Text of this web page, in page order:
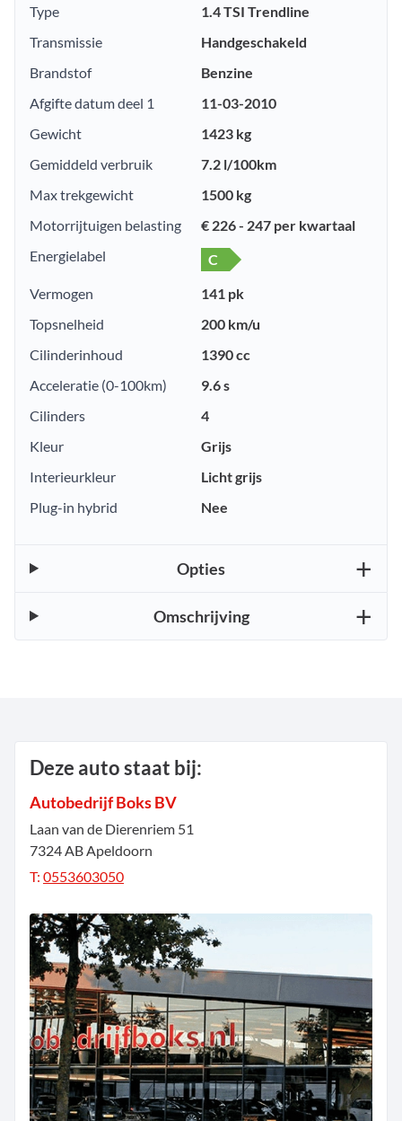
Type
1.4 TSI Trendline
Transmissie
Handgeschakeld
Brandstof
Benzine
Afgifte datum deel 1
11-03-2010
Gewicht
1423 kg
Gemiddeld verbruik
7.2 l/100km
Max trekgewicht
1500 kg
Motorrijtuigen belasting
€ 226 - 247 per kwartaal
Energielabel
C
Vermogen
141 pk
Topsnelheid
200 km/u
Cilinderinhoud
1390 cc
Acceleratie (0-100km)
9.6 s
Cilinders
4
Kleur
Grijs
Interieurkleur
Licht grijs
Plug-in hybrid
Nee
Opties
Omschrijving
Deze auto staat bij:
Autobedrijf Boks BV
Laan van de Dierenriem 51
7324 AB Apeldoorn
T: 0553603050